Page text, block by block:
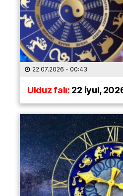
22.07.2026 - 00:43
Ulduz falı:22 iyul,